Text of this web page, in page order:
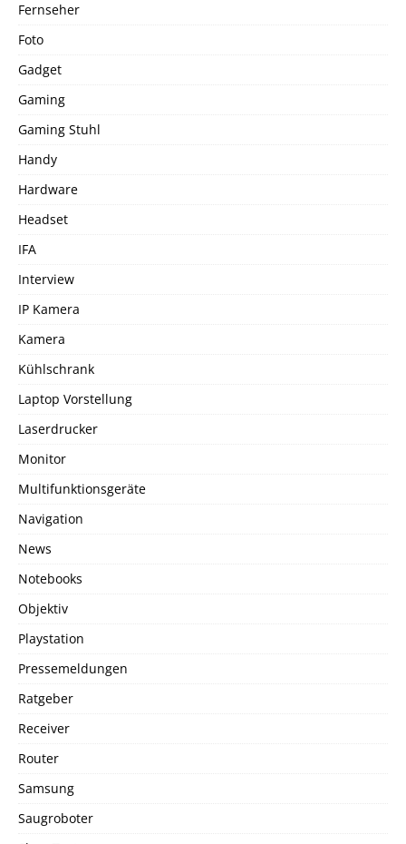
Fernseher
Foto
Gadget
Gaming
Gaming Stuhl
Handy
Hardware
Headset
IFA
Interview
IP Kamera
Kamera
Kühlschrank
Laptop Vorstellung
Laserdrucker
Monitor
Multifunktionsgeräte
Navigation
News
Notebooks
Objektiv
Playstation
Pressemeldungen
Ratgeber
Receiver
Router
Samsung
Saugroboter